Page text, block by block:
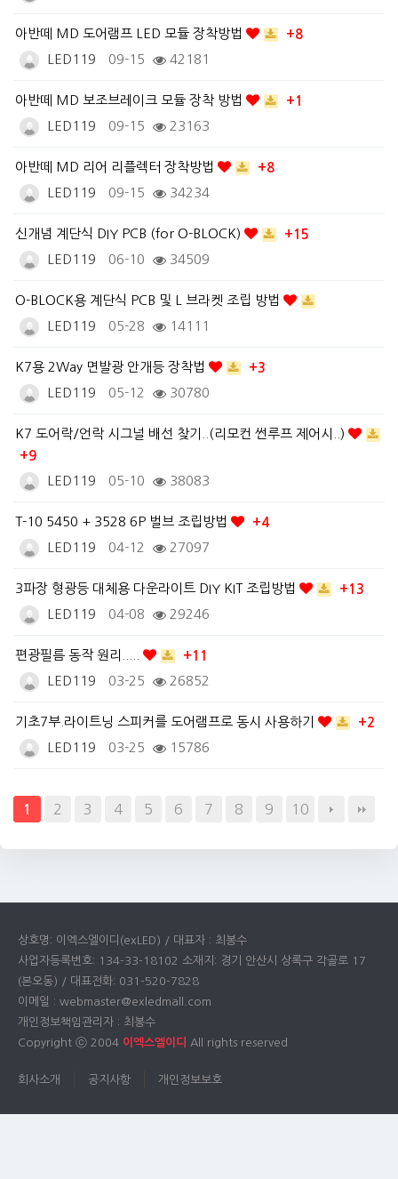
아반떼 MD 도어램프 LED 모듈 장착방법
+8
LED119
09-15 42181
아반떼 MD 보조브레이크 모듈 장착 방법
+1
LED119
09-15 23163
아반떼 MD 리어 리플렉터 장착방법
+8
LED119
09-15 34234
신개념 계단식 DIY PCB (for O-BLOCK)
+15
LED119
06-10 34509
O-BLOCK용 계단식 PCB 및 L 브라켓 조립 방법
LED119
05-28 14111
K7용 2Way 면발광 안개등 장착법
+3
LED119
05-12 30780
K7 도어락/언락 시그널 배선 찾기..(리모컨 썬루프 제어시..)
+9
LED119
05-10 38083
T-10 5450 + 3528 6P 벌브 조립방법
+4
LED119
04-12 27097
3파장 형광등 대체용 다운라이트 DIY KIT 조립방법
+13
LED119
04-08 29246
편광필름 동작 원리.....
+11
LED119
03-25 26852
기초7부.라이트닝 스피커를 도어램프로 동시 사용하기
+2
LED119
03-25 15786
1 2 3 4 5 6 7 8 9 10
상호명: 이엑스엘이디(exLED) / 대표자 : 최봉수
사업자등록번호: 134-33-18102 소재지: 경기 안산시 상록구 각골로 17
(본오동) / 대표전화: 031-520-7828
이메일 : webmaster@exledmall.com
개인정보책임관리자 : 최봉수
Copyright ⓒ 2004 이엑스엘이디 All rights reserved
회사소개 공지사항 개인정보보호